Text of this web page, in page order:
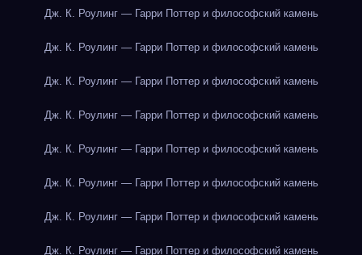
Дж. К. Роулинг — Гарри Поттер и философский камень
Дж. К. Роулинг — Гарри Поттер и философский камень
Дж. К. Роулинг — Гарри Поттер и философский камень
Дж. К. Роулинг — Гарри Поттер и философский камень
Дж. К. Роулинг — Гарри Поттер и философский камень
Дж. К. Роулинг — Гарри Поттер и философский камень
Дж. К. Роулинг — Гарри Поттер и философский камень
Дж. К. Роулинг — Гарри Поттер и философский камень